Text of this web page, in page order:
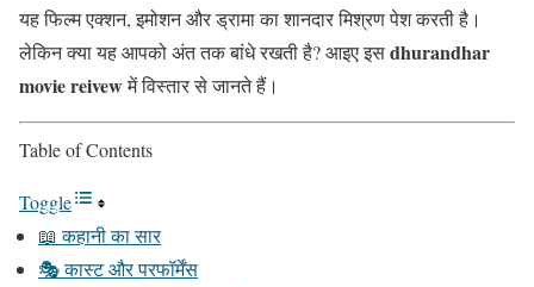
यह फिल्म एक्शन, इमोशन और ड्रामा का शानदार मिश्रण पेश करती है।
लेकिन क्या यह आपको अंत तक बांधे रखती है? आइए इसdhurandhar
movie reivewमें विस्तार से जानते हैं।
Table of Contents
Toggle
📖 कहानी का सार
🎭 कास्ट और परफॉर्मेंस